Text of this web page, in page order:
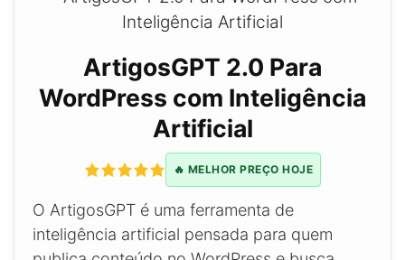
ArtigosGPT 2.0 Para
WordPress com Inteligência
Artificial
🔥 MELHOR PREÇO HOJE
O ArtigosGPT é uma ferramenta de
inteligência artificial pensada para quem